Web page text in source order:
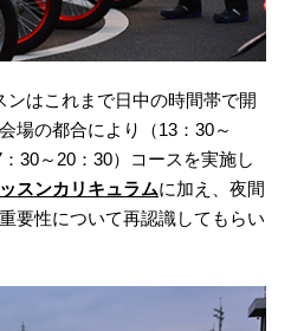
ンはこれまで日中の時間帯で開
場の都合により（13：30～
30～20：30）コースを実施し
スンカリキュラムに加え、夜間
要性について再認識してもらい